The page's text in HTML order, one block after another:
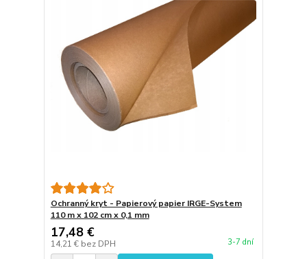
Ochranný kryt - Papierový papier IRGE-System
110 m x 102 cm x 0,1 mm
17,48 €
14,21 € bez DPH 3-7 dní